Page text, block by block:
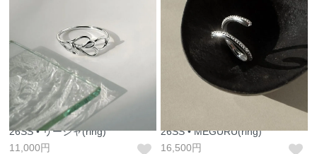
26SS • リーシャ(ring)
11,000円
26SS • MEGURU(ring)
16,500円